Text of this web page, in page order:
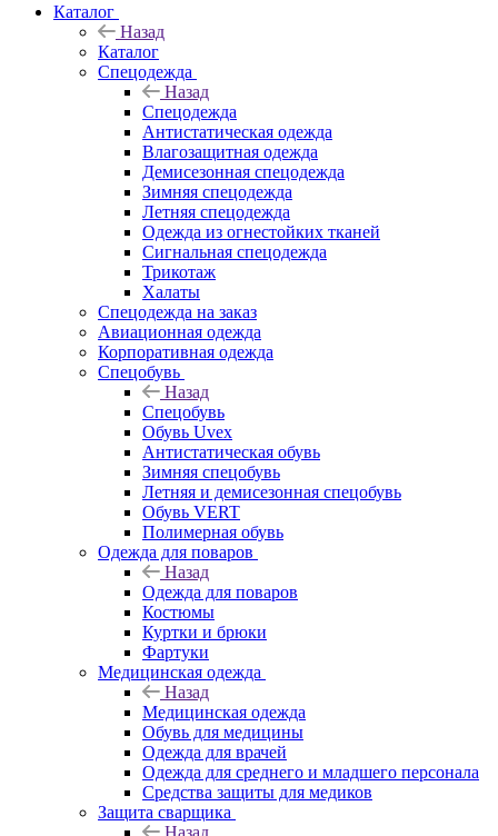
Каталог
Назад
Каталог
Спецодежда
Назад
Спецодежда
Антистатическая одежда
Влагозащитная одежда
Демисезонная спецодежда
Зимняя спецодежда
Летняя спецодежда
Одежда из огнестойких тканей
Сигнальная спецодежда
Трикотаж
Халаты
Спецодежда на заказ
Авиационная одежда
Корпоративная одежда
Спецобувь
Назад
Спецобувь
Обувь Uvex
Антистатическая обувь
Зимняя спецобувь
Летняя и демисезонная спецобувь
Обувь VERT
Полимерная обувь
Одежда для поваров
Назад
Одежда для поваров
Костюмы
Куртки и брюки
Фартуки
Медицинская одежда
Назад
Медицинская одежда
Обувь для медицины
Одежда для врачей
Одежда для среднего и младшего персонала
Средства защиты для медиков
Защита сварщика
Назад